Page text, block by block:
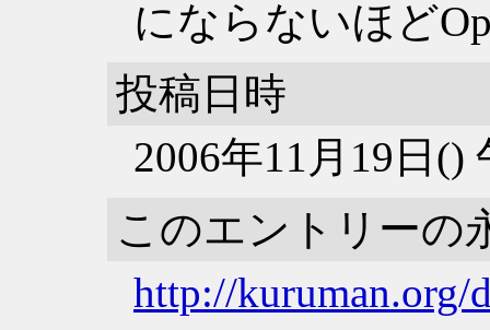
にならないほど
投稿日時
2006年11月19日()
このエントリーの
http://kuruman.org/